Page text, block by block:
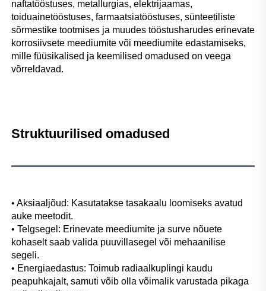
naftatööstuses, metallurgias, elektrijaamas,
toiduainetööstuses, farmaatsiatööstuses, sünteetiliste
sõrmestike tootmises ja muudes tööstusharudes erinevate
korrosiivsete meediumite või meediumite edastamiseks,
mille füüsikalised ja keemilised omadused on veega
võrreldavad.
Struktuurilised omadused
• Aksiaaljõud: Kasutatakse tasakaalu loomiseks avatud
auke meetodit.
• Telgsegel: Erinevate meediumite ja surve nõuete
kohaselt saab valida puuvillasegel või mehaanilise
segeli.
• Energiaedastus: Toimub radiaalkuplingi kaudu
peapuhkajalt, samuti võib olla võimalik varustada pikaga